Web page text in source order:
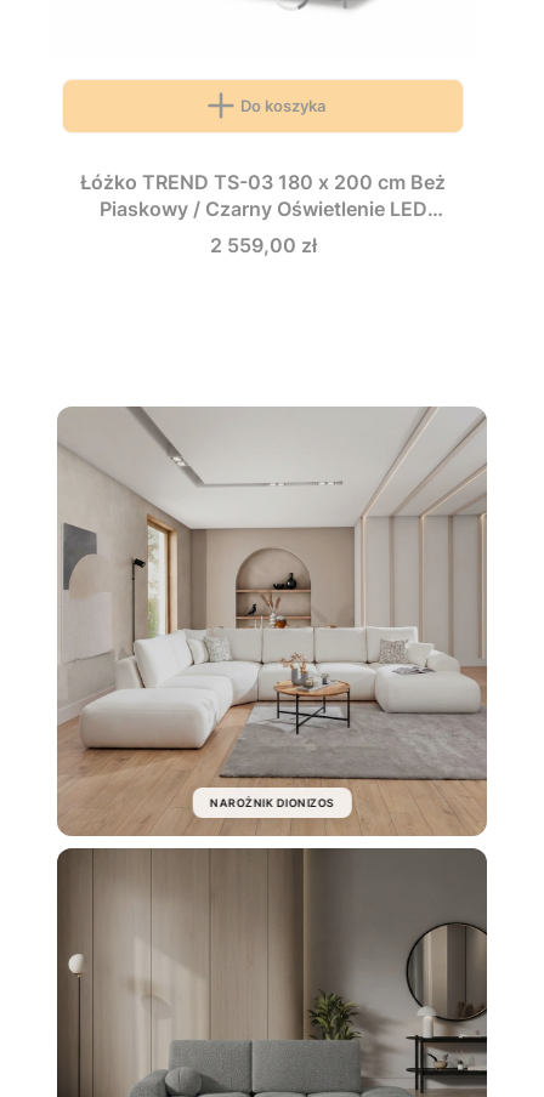
Do koszyka
Łóżko TREND TS-03 180 x 200 cm Beż
Piaskowy / Czarny Oświetlenie LED
Ryflowany Zagłówek Sypialnia TS3180BPC
Cena
2 559,00 zł
NAROŻNIK DIONIZOS